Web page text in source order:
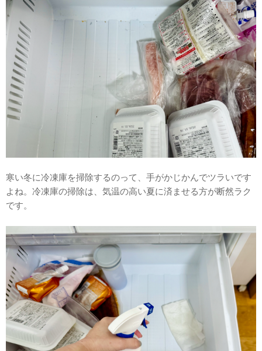
寒い冬に冷凍庫を掃除するのって、手がかじかんでツラいです
よね。冷凍庫の掃除は、気温の高い夏に済ませる方が断然ラク
です。